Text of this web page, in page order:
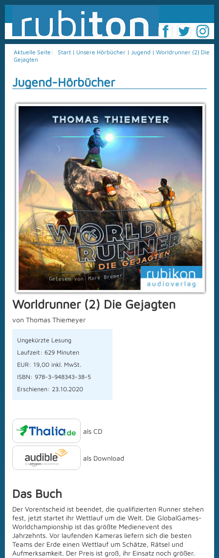
Aktuelle Seite: Start | Unsere Hörbücher | Jugend | Worldrunner (2) Die
Gejagten
Jugend-Hörbücher
Worldrunner (2) Die Gejagten
von Thomas Thiemeyer
Ungekürzte Lesung
Laufzeit: 629 Minuten
EUR: 19,00 inkl. MwSt.
ISBN: 978-3-948343-38-5
Erschienen: 23.10.2020
als CD
als Download
Das Buch
Der Vorentscheid ist beendet, die qualifizierten Runner stehen
fest, jetzt startet ihr Wettlauf um die Welt. Die GlobalGames-
Worldchampionship ist das größte Medienevent des
Jahrzehnts. Vor laufenden Kameras liefern sich die besten
Teams der Erde einen Wettlauf um Schätze, Rätsel und
Aufmerksamkeit. Der Preis ist groß, ihr Einsatz noch größer.